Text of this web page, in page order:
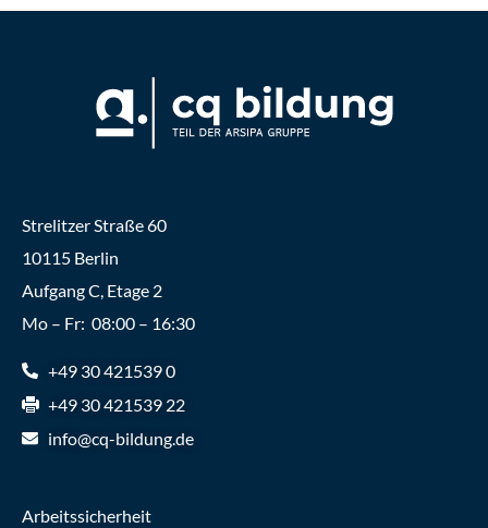
Strelitzer Straße 60
10115 Berlin
Aufgang C, Etage 2
Mo – Fr: 08:00 – 16:30
+49 30 421539 0
+49 30 421539 22
info@cq-bildung.de
Arbeitssicherheit